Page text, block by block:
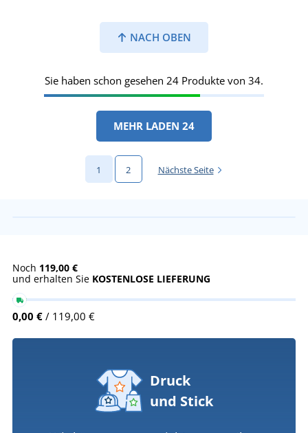
NACH OBEN
Sie haben schon gesehen 24 Produkte von 34.
MEHR LADEN 24
1 2 Nächste Seite
Noch 119,00 €
und erhalten Sie KOSTENLOSE LIEFERUNG
0,00 € / 119,00 €
Druck
und Stick